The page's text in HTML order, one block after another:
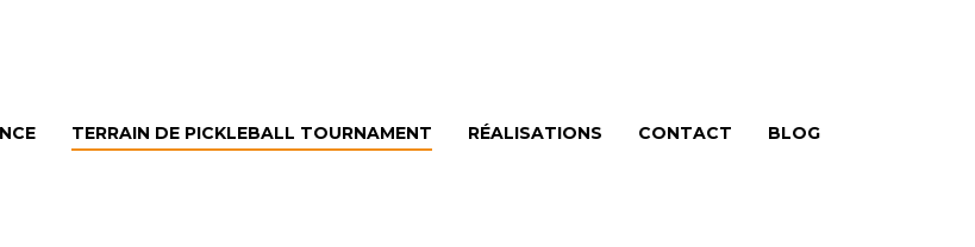
TERRAIN DE PICKLEBALL TOURNAMENT RÉALISATIONS CONTACT BLOG